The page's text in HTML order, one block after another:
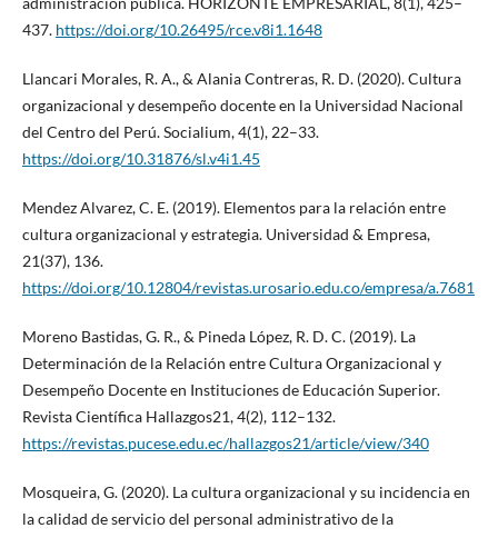
437. https://doi.org/10.26495/rce.v8i1.1648
Llancari Morales, R. A., & Alania Contreras, R. D. (2020). Cultura
organizacional y desempeño docente en la Universidad Nacional
del Centro del Perú. Socialium, 4(1), 22–33.
https://doi.org/10.31876/sl.v4i1.45
Mendez Alvarez, C. E. (2019). Elementos para la relación entre
cultura organizacional y estrategia. Universidad & Empresa,
21(37), 136.
https://doi.org/10.12804/revistas.urosario.edu.co/empresa/a.7681
Moreno Bastidas, G. R., & Pineda López, R. D. C. (2019). La
Determinación de la Relación entre Cultura Organizacional y
Desempeño Docente en Instituciones de Educación Superior.
Revista Científica Hallazgos21, 4(2), 112–132.
https://revistas.pucese.edu.ec/hallazgos21/article/view/340
Mosqueira, G. (2020). La cultura organizacional y su incidencia en
la calidad de servicio del personal administrativo de la